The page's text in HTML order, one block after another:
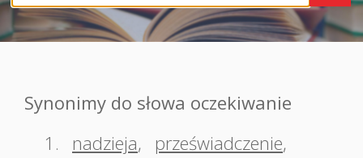
Synonimy do słowa oczekiwanie
1.
nadzieja, przeświadczenie,